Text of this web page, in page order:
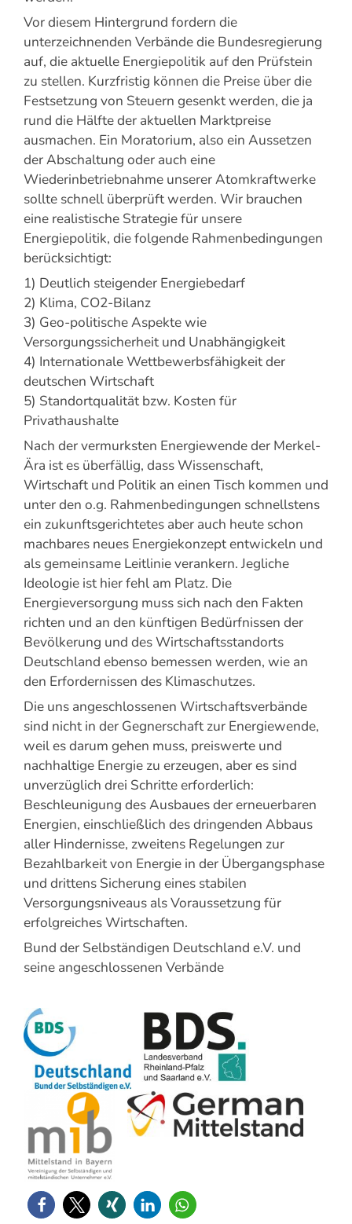
Vor diesem Hintergrund fordern die
unterzeichnenden Verbände die Bundesregierung
auf, die aktuelle Energiepolitik auf den Prüfstein
zu stellen. Kurzfristig können die Preise über die
Festsetzung von Steuern gesenkt werden, die ja
rund die Hälfte der aktuellen Marktpreise
ausmachen. Ein Moratorium, also ein Aussetzen
der Abschaltung oder auch eine
Wiederinbetriebnahme unserer Atomkraftwerke
sollte schnell überprüft werden. Wir brauchen
eine realistische Strategie für unsere
Energiepolitik, die folgende Rahmenbedingungen
berücksichtigt:
1) Deutlich steigender Energiebedarf
2) Klima, CO2-Bilanz
3) Geo-politische Aspekte wie
Versorgungssicherheit und Unabhängigkeit
4) Internationale Wettbewerbsfähigkeit der
deutschen Wirtschaft
5) Standortqualität bzw. Kosten für
Privathaushalte
Nach der vermurksten Energiewende der Merkel-
Ära ist es überfällig, dass Wissenschaft,
Wirtschaft und Politik an einen Tisch kommen und
unter den o.g. Rahmenbedingungen schnellstens
ein zukunftsgerichtetes aber auch heute schon
machbares neues Energiekonzept entwickeln und
als gemeinsame Leitlinie verankern. Jegliche
Ideologie ist hier fehl am Platz. Die
Energieversorgung muss sich nach den Fakten
richten und an den künftigen Bedürfnissen der
Bevölkerung und des Wirtschaftsstandorts
Deutschland ebenso bemessen werden, wie an
den Erfordernissen des Klimaschutzes.
Die uns angeschlossenen Wirtschaftsverbände
sind nicht in der Gegnerschaft zur Energiewende,
weil es darum gehen muss, preiswerte und
nachhaltige Energie zu erzeugen, aber es sind
unverzüglich drei Schritte erforderlich:
Beschleunigung des Ausbaues der erneuerbaren
Energien, einschließlich des dringenden Abbaus
aller Hindernisse, zweitens Regelungen zur
Bezahlbarkeit von Energie in der Übergangsphase
und drittens Sicherung eines stabilen
Versorgungsniveaus als Voraussetzung für
erfolgreiches Wirtschaften.
Bund der Selbständigen Deutschland e.V. und
seine angeschlossenen Verbände